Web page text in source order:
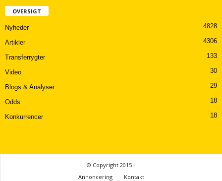
OVERSIGT
Nyheder 4828
Artikler 4306
Transferrygter 133
Video 30
Blogs & Analyser 29
Odds 18
Konkurrencer 18
© Copyright 2015 -
Annoncering
Kontakt